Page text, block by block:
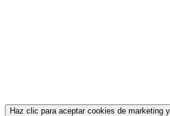
Haz clic para aceptar cookies de marketing